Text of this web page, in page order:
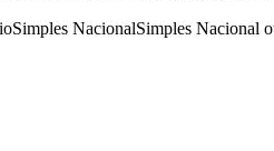
Simples NacionalSimples Nacional